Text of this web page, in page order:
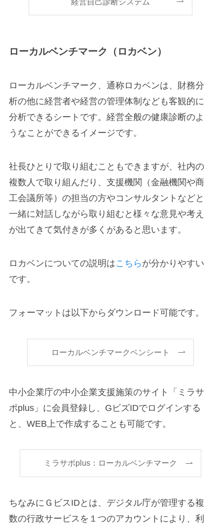
ローカルベンチマーク（ロカベン）
ローカルベンチマーク、通称ロカベンは、財務分
析の他に経営者や経営の管理体制なども客観的に
分析できるシートです。経営全般の健康診断のよ
うなことができるイメージです。
社長ひとりで取り組むこともできますが、社内の
複数人で取り組んだり、支援機関（金融機関や商
工会議所等）の担当の方やコンサルタントなどと
一緒に対話しながら取り組むと様々な意見や考え
が出てきて気付きが多くがあると思います。
ロカベンについての説明はこちら が分かりやすい
です。
フォーマットは以下からダウンロード可能です。
ローカルベンチマークベンシート
中小企業庁の中小企業支援施策のサイト「ミラサ
ポplus」に会員登録し、GビズIDでログインする
と、WEB上で作成することも可能です。
ミラサポplus：ローカルベンチマーク
ちなみにＧビスIDとは、デジタル庁が管理する複
数の行政サービスを１つのアカウントにより、利